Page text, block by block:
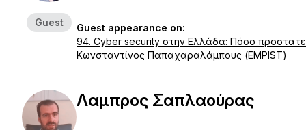
Guest
Guest appearance on:
94. Cyber security στην Ελλάδα: Πόσο
Κωνσταντίνος Παπαχαραλάμπους (EMPIST)
Λαμπρος Σαπλαούρας